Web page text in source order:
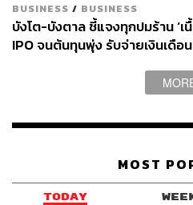
BUSINESS / BUSINESS
บังโต-บังตาล ชี้แจงทุกปมร้าน ‘เ
IPO จนต้นทุนพุ่ง รับจ่ายเงินเดือ
MOST
TODAY